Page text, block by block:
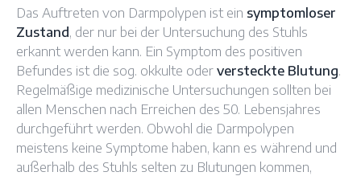
Das Auftreten von Darmpolypen ist ein symptomloser
Zustand, der nur bei der Untersuchung des Stuhls
erkannt werden kann. Ein Symptom des positiven
Befundes ist die sog. okkulte oder versteckte Blutung.
Regelmäßige medizinische Untersuchungen sollten bei
allen Menschen nach Erreichen des 50. Lebensjahres
durchgeführt werden. Obwohl die Darmpolypen
meistens keine Symptome haben, kann es während und
außerhalb des Stuhls selten zu Blutungen kommen,